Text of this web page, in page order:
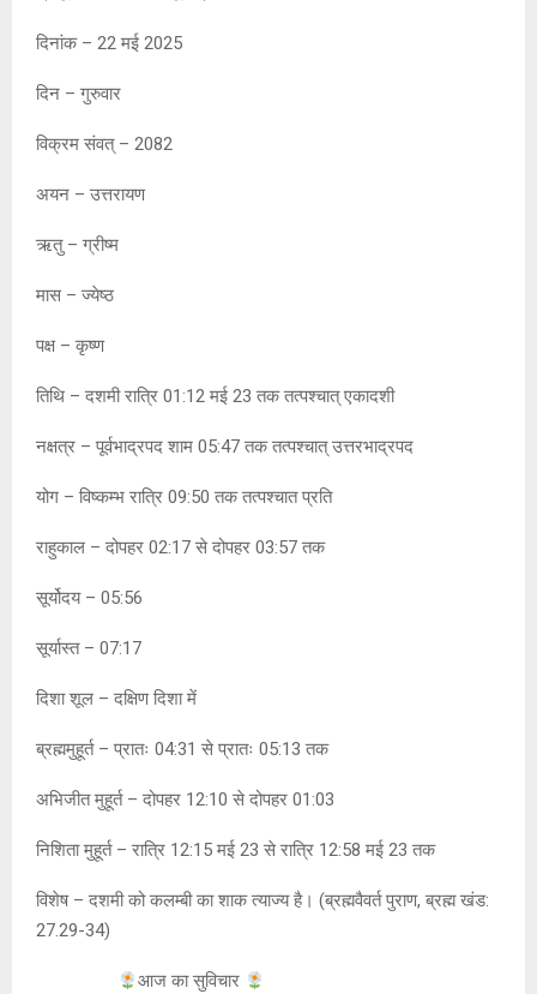
s
A
p
b
o
a
दिनांक – 22 मई 2025
दिन – गुरुवार
विक्रम संवत् – 2082
अयन – उत्तरायण
ऋतु – ग्रीष्म
मास – ज्येष्ठ
पक्ष – कृष्ण
तिथि – दशमी रात्रि 01:12 मई 23 तक तत्पश्चात् एकादशी
नक्षत्र – पूर्वभाद्रपद शाम 05:47 तक तत्पश्चात् उत्तरभाद्रपद
योग – विष्कम्भ रात्रि 09:50 तक तत्पश्चात प्रति
राहुकाल – दोपहर 02:17 से दोपहर 03:57 तक
सूर्योदय – 05:56
सूर्यास्त – 07:17
दिशा शूल – दक्षिण दिशा में
ब्रह्ममुहूर्त – प्रातः 04:31 से प्रातः 05:13 तक
अभिजीत मुहूर्त – दोपहर 12:10 से दोपहर 01:03
निशिता मुहूर्त – रात्रि 12:15 मई 23 से रात्रि 12:58 मई 23 तक
विशेष – दशमी को कलम्बी का शाक त्याज्य है। (ब्रह्मवैवर्त पुराण, ब्रह्म खंड:
27.29-34)
आज का सुविचार